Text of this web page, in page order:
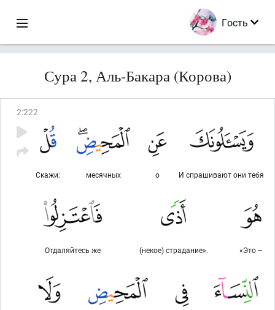
Гость
Сура 2, Аль-Бакара (Корова)
2:222
И спрашивают они тебя
о
месячных
Скажи:
«Это –
(некое) страдание».
Отдаляйтесь же